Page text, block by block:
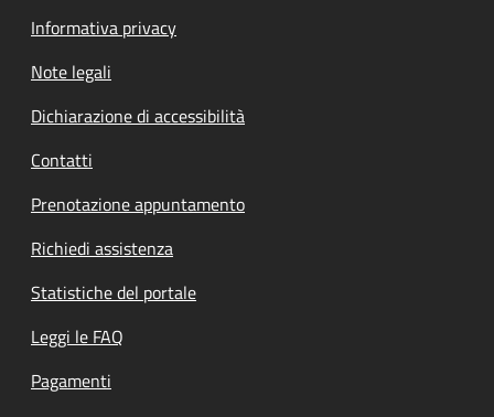
Informativa privacy
Note legali
Dichiarazione di accessibilità
Contatti
Prenotazione appuntamento
Richiedi assistenza
Statistiche del portale
Leggi le FAQ
Pagamenti